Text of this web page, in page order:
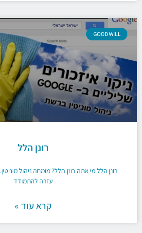
GOOD WILL
רונן הלל
רונן הלל מי אתה רונן הלל? מומחה ניהול
עזרה להתמודד
קרא עוד »